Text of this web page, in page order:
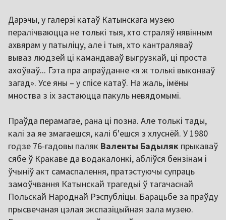
Дарэчы, у галерэі катаў Катынскага музею
пералічваюцца не толькі тыя, хто страляў нявінным
ахвярам у патыліцу, але і тыя, хто кантраляваў
вываз людзей ці камандаваў выгрузкай, ці проста
ахоўваў... Гэта пра апраўданне «я ж толькі выконваў
загад». Усе яны – у спісе катаў. На жаль, імёны
мноства з іх застаюцца пакуль невядомымі.
Праўда перамагае, рана ці позна. Але толькі тады,
калі за яе змагаешся, калі б'ешся з хлуснёй. У 1980
годзе 76-гадовы паляк Валенты Бадыляк прыкаваў
сябе ў Кракаве да водакалонкі, абліўся бензінам і
ўчыніў акт самаспалення, пратэстуючы супраць
замоўчвання Катынскай трагедыі ў тагачаснай
Польскай Народнай Рэспубліцы. Барацьбе за праўду
прысвечаная цэлая экспазіцыйная зала музею.